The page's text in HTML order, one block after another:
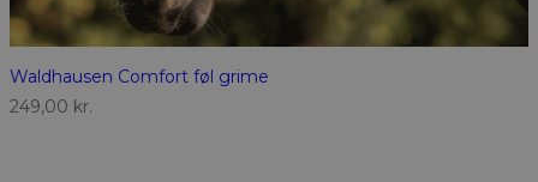
Waldhausen Comfort føl grime
249,00 kr.